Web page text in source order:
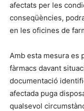
afectats per les
conseqüències,
en les oficines de
Amb esta mesura es
fàrmacs davant
documentació
afectada puga
qualsevol